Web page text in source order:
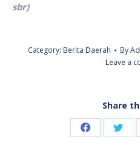
sbr)
Category: Berita Daerah By
Leave a
Share
Share